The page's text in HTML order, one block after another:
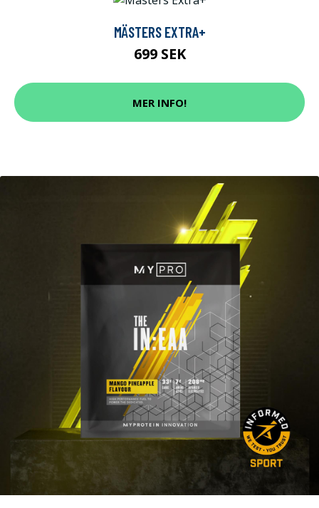
MÄSTERS EXTRA+
699 SEK
MER INFO!